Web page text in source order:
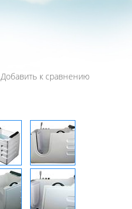
Добавить к сравнению